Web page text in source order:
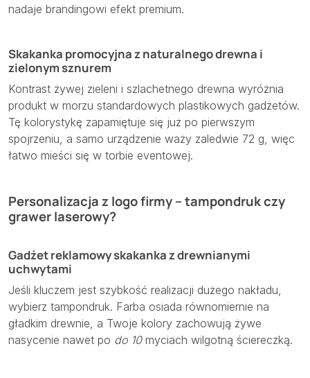
nadaje brandingowi efekt premium.
Skakanka promocyjna z naturalnego drewna i
zielonym sznurem
Kontrast żywej zieleni i szlachetnego drewna wyróżnia
produkt w morzu standardowych plastikowych gadżetów.
Tę kolorystykę zapamiętuje się już po pierwszym
spojrzeniu, a samo urządzenie waży zaledwie 72 g, więc
łatwo mieści się w torbie eventowej.
Personalizacja z logo firmy – tampondruk czy
grawer laserowy?
Gadżet reklamowy skakanka z drewnianymi
uchwytami
Jeśli kluczem jest szybkość realizacji dużego nakładu,
wybierz tampondruk. Farba osiada równomiernie na
gładkim drewnie, a Twoje kolory zachowują żywe
nasycenie nawet po do 10myciach wilgotną ściereczką.